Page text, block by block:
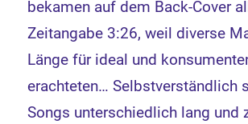
bekamen auf dem Back-Cover
Zeitangabe 3:26, weil diverse
Länge für ideal und
erachteten… Selbstverständlich
Songs unterschiedlich lang und